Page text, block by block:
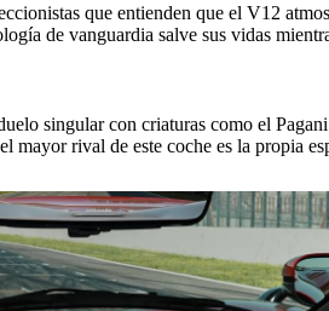
que entienden que el V12
de vanguardia salve sus vidas
singular con criaturas como el
rival de este coche es la propia